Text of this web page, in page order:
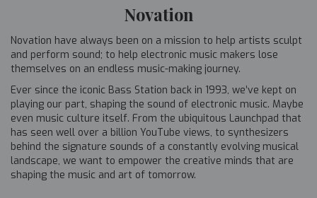
Novation
Novation have always been on a mission to help artists sculpt
and perform sound; to help electronic music makers lose
themselves on an endless music-making journey.
Ever since the iconic Bass Station back in 1993, we’ve kept on
playing our part, shaping the sound of electronic music. Maybe
even music culture itself. From the ubiquitous Launchpad that
has seen well over a billion YouTube views, to synthesizers
behind the signature sounds of a constantly evolving musical
landscape, we want to empower the creative minds that are
shaping the music and art of tomorrow.